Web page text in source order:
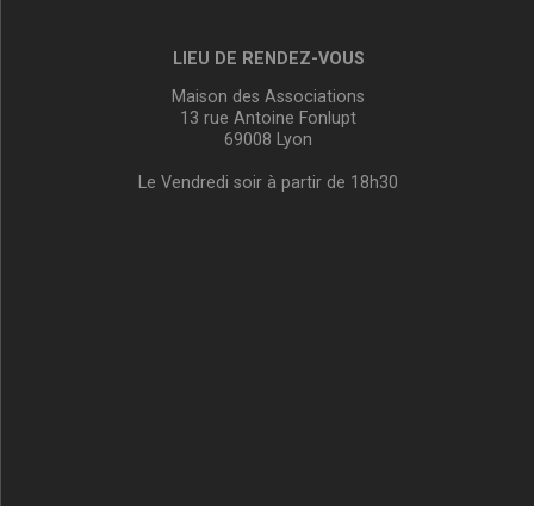
LIEU DE RENDEZ-VOUS
Maison des Associations
13 rue Antoine Fonlupt
69008 Lyon
Le Vendredi soir à partir de 18h30